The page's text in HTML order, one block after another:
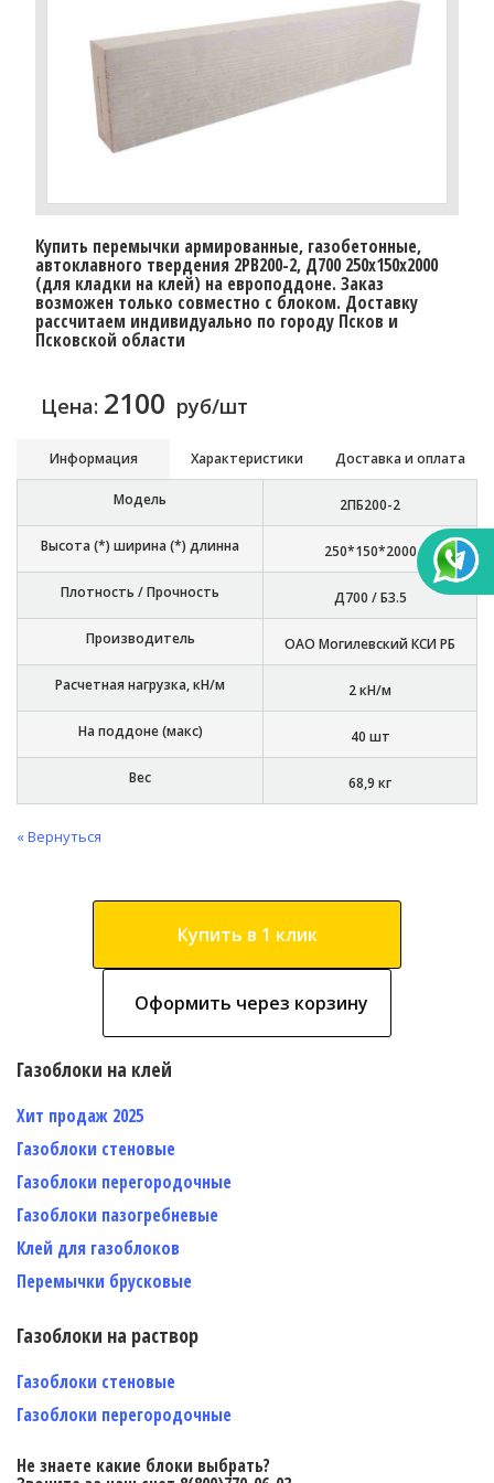
Купить перемычки армированные, газобетонные,
автоклавного твердения 2PB200-2, Д700 250х150х2000
(для кладки на клей) на европоддоне. Заказ
возможен только совместно с блоком. Доставку
рассчитаем индивидуально по городу Псков и
Псковской области
Цена: 2100 руб/шт
Информация Характеристики Доставка и оплата
Модель 2ПБ200-2
Высота (*) ширина (*) длинна 250*150*2000
Плотность / Прочность Д700 / Б3.5
Производитель ОАО Могилевский КСИ РБ
Расчетная нагрузка, кН/м 2 кН/м
На поддоне (макс) 40 шт
Вес 68,9 кг
« Вернуться
Купить в 1 клик
Оформить через корзину
Газоблоки на клей
Хит продаж 2025
Газоблоки стеновые
Газоблоки перегородочные
Газоблоки пазогребневые
Клей для газоблоков
Перемычки брусковые
Газоблоки на раствор
Газоблоки стеновые
Газоблоки перегородочные
Не знаете какие блоки выбрать?